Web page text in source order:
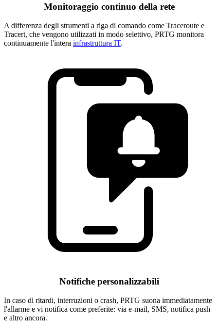
Monitoraggio continuo della rete
A differenza degli strumenti a riga di comando come Traceroute e
Tracert, che vengono utilizzati in modo selettivo, PRTG monitora
continuamente l'intera infrastruttura IT.
Notifiche personalizzabili
In caso di ritardi, interruzioni o crash, PRTG suona immediatamente
l'allarme e vi notifica come preferite: via e-mail, SMS, notifica push
e altro ancora.